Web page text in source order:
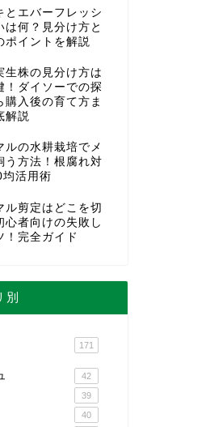
とエバーフレッシ
は何？見分け方と
ポイントを解説
生株の見分け方は
！ダイソーでの探
購入後の育て方ま
解説
ルの水耕栽培でメ
う方法！根腐れ対
活用術
ル剪定はどこを切
心者向けの失敗し
！完全ガイド
別
171
42
39
40